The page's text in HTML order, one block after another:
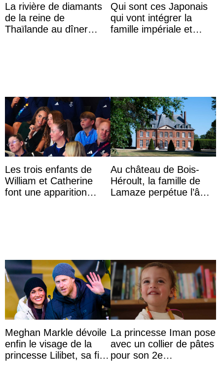
La rivière de diamants
de la reine de
Thaïlande au dîner
Qui sont ces Japonais
qui vont intégrer la
famille impériale et
Les trois enfants de
William et Catherine
font une apparition
Au château de Bois-
Héroult, la famille de
Lamaze perpétue l’âme
Meghan Markle dévoile
enfin le visage de la
princesse Lilibet, sa fille
La princesse Iman pose
avec un collier de pâtes
pour son 2e